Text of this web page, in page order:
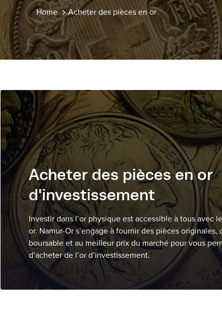
Home Acheter des pièces en or
Acheter des pièces en or
d'investissement
Investir dans l’or physique est accessible à tous avec
or. Namur-Or s’engage à fournir des pièces originales,
boursable et au meilleur prix du marché pour vous
d’acheter de l’or d’investissement.